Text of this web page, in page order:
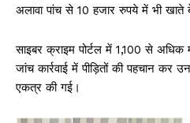
अलावा पांच से 10 हजार रुपये में भी खाते
साइबर क्राइम पोर्टल में 1,100 से
जांच कार्रवाई में पीड़ितों की पहचान
एकत्र की गई।